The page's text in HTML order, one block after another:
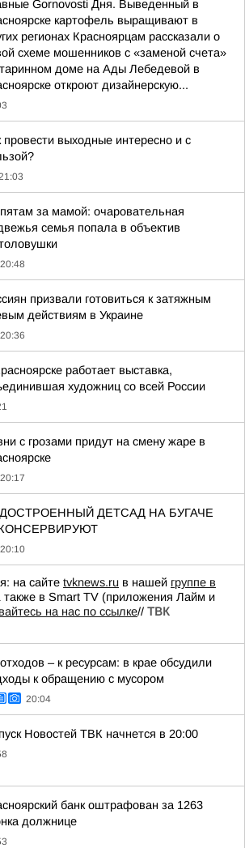
Gornovosti Дня. Выведенный в
картофель выращивают в
регионах Красноярцам рассказали о
схеме мошенников с «заменой счета»
доме на Ады Лебедевой в
откроют дизайнерскую...
провести выходные интересно и с
за мамой: очаровательная
семья попала в объектив
20:48
призвали готовиться к затяжным
действиям в Украине
20:36
работает выставка,
художниц со всей России
с грозами придут на смену жаре в
20:17
ДЕТСАД НА БУГАЧЕ
20:10
на сайте tvknews.ru в нашей группе в
также в Smart TV (приложения Лайм и
на нас по ссылке// ТВК
– к ресурсам: в крае обсудили
к обращению с мусором
20:04
Новостей ТВК начнется в 20:00
банк оштрафован за 1263
должнице